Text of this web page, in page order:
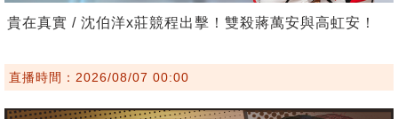
貴在真實 / 沈伯洋x莊競程出擊！雙殺蔣萬安與高虹安！
直播時間：2026/08/07 00:00